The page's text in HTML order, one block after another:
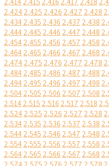
2,4242,425 2,426 2,427 2,428
2,4342,435 2,436 2,437 2,438
2,4442,445 2,446 2,447 2,448
2,4542,455 2,456 2,457 2,458
2,4642,465 2,466 2,467 2,468
2,4742,475 2,476 2,477 2,478
2,4842,485 2,486 2,487 2,488
2,4942,495 2,496 2,497 2,498
2,5042,505 2,506 2,507 2,508
2,5142,515 2,516 2,517 2,518
2,5242,525 2,526 2,527 2,528
2,5342,535 2,536 2,537 2,538
2,5442,545 2,546 2,547 2,548
2,5542,555 2,556 2,557 2,558
2,5642,565 2,566 2,567 2,568